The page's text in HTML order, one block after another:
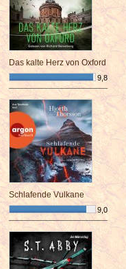
Das kalte Herz von Oxford
9,8
¯¯¯¯¯¯¯¯¯¯¯¯¯¯¯¯¯¯¯¯¯¯¯¯
Schlafende Vulkane
9,0
¯¯¯¯¯¯¯¯¯¯¯¯¯¯¯¯¯¯¯¯¯¯¯¯